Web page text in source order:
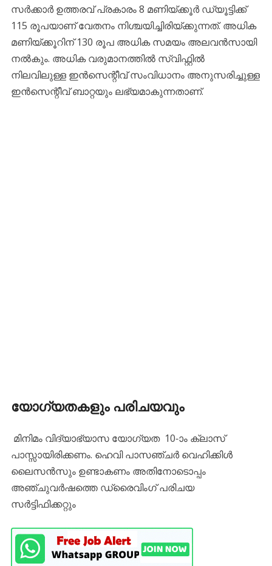
സർക്കാർ ഉത്തരവ് പ്രകാരം 8 മണിയ്ക്കൂർ ഡ്യൂട്ടിക്ക്
115 രൂപയാണ് വേതനം നിശ്ചയിച്ചിരിയ്ക്കുന്നത്. അധിക
മണിയ്ക്കൂറിന് 130 രൂപ അധിക സമയം അലവൻസായി
നൽകും. അധിക വരുമാനത്തിൽ സ്വിഫ്റ്റിൽ
നിലവിലുള്ള ഇൻസെന്റീവ് സംവിധാനം അനുസരിച്ചുള്ള
ഇൻസെന്റീവ് ബാറ്റയും ലഭ്യമാകുന്നതാണ്.
യോഗ്യതകളും പരിചയവും
മിനിമം വിദ്യാഭ്യാസ യോഗ്യത 10-ാം ക്ലാസ്
പാസ്സായിരിക്കണം. ഹെവി പാസഞ്ചർ വെഹിക്കിൾ
ലൈസൻസും ഉണ്ടാകണം അതിനോടൊപ്പം
അഞ്ചുവർഷത്തെ ഡ്രൈവിംഗ് പരിചയ
സർട്ടിഫിക്കറ്റും